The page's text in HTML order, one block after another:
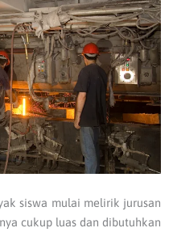
siswa mulai melirik jurusan
cukup luas dan dibutuhkan